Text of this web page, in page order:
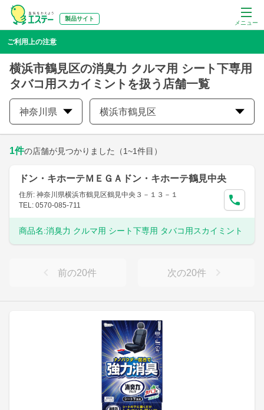
メニュー
製品サイト
ご利用上の注意
横浜市鶴見区の消臭力 クルマ用 シート下専用
タバコ用スカイミントを扱う店舗一覧
神奈川県 横浜市鶴見区
1件の店舗が見つかりました （1~1件目）
ドン・キホーテＭＥＧＡドン・キホーテ鶴見中央
住所: 神奈川県横浜市鶴見区鶴見中央３－１３－１
TEL: 0570-085-711
商品名:消臭力 クルマ用 シート下専用 タバコ用スカイミント
前の20件 次の20件